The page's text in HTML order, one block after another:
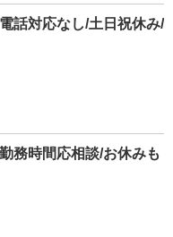
話対応なし/土日祝休み/
務時間応相談/お休みも